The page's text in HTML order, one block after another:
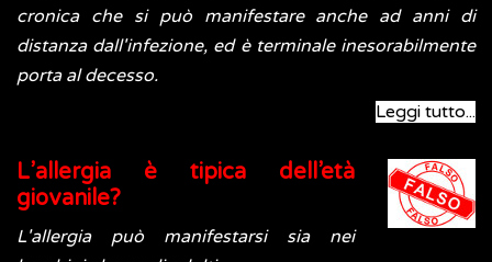
cronica che si può manifestare anche ad anni di
distanza dall'infezione, ed è terminale inesorabilmente
porta al decesso.
Leggi tutto...
L’allergia è tipica dell’età
giovanile?
L'allergia può manifestarsi sia nei